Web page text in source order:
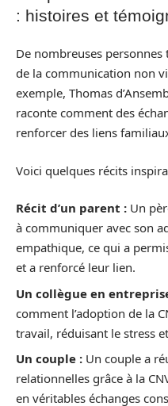
: histoires et
De nombreuses
de la communication non
exemple, Thomas
raconte comment des
renforcer des liens
Voici quelques récits
Récit d’un parent : Un
à communiquer avec son
empathique, ce qui a
et a renforcé leur lien.
Un collègue en
comment l’adoption de la
travail, réduisant le stress
Un couple : Un couple a
relationnelles grâce à la
en véritables échanges